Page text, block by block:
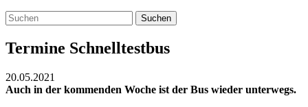
Suchen
Termine Schnelltestbus
20.05.2021
Auch in der kommenden Woche ist der Bus wieder unterwegs.